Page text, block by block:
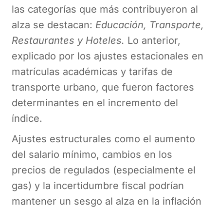
las categorías que más contribuyeron al
alza se destacan: Educación, Transporte,
Restaurantes y Hoteles. Lo anterior,
explicado por los ajustes estacionales en
matrículas académicas y tarifas de
transporte urbano, que fueron factores
determinantes en el incremento del
índice.
Ajustes estructurales como el aumento
del salario mínimo, cambios en los
precios de regulados (especialmente el
gas) y la incertidumbre fiscal podrían
mantener un sesgo al alza en la inflación